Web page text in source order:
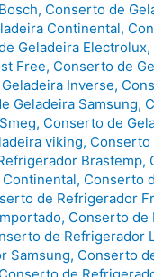
, Conserto de
Continental,
Geladeira Electrolux,
Free, Conserto de
Inverse,
Geladeira Samsung,
, Conserto de
viking, Conserto
Brastemp,
, Conserto
de Refrigerador
, Conserto de
de Refrigerador
Samsung, Conserto